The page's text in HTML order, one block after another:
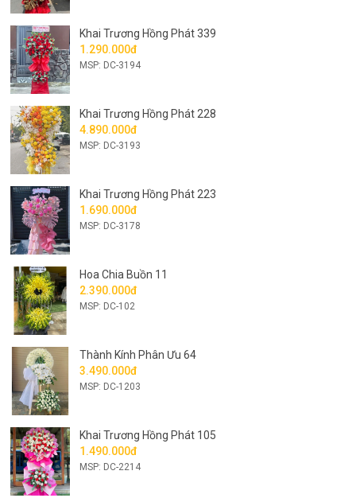
Khai Trương Hồng Phát 339
1.290.000đ
MSP: DC-3194
Khai Trương Hồng Phát 228
4.890.000đ
MSP: DC-3193
Khai Trương Hồng Phát 223
1.690.000đ
MSP: DC-3178
Hoa Chia Buồn 11
2.390.000đ
MSP: DC-102
Thành Kính Phân Ưu 64
3.490.000đ
MSP: DC-1203
Khai Trương Hồng Phát 105
1.490.000đ
MSP: DC-2214